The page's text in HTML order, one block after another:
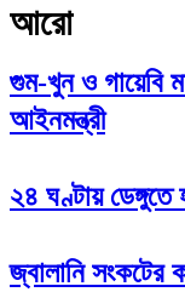
আরো
গুম-খুন ও গায়েবি
আইনমন্ত্রী
২৪ ঘণ্টায় ডেঙ্গুতে
জ্বালানি সংকটের